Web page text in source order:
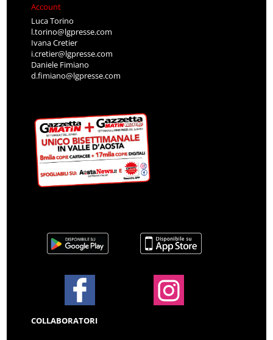
Account
Luca Torino
l.torino@lgpresse.com
Ivana Cretier
i.cretier@lgpresse.com
Daniele Fimiano
d.fimiano@lgpresse.com
COLLABORATORI